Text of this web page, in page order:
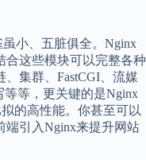
小、五脏俱全。Nginx
合这些模块可以完整各种
集群、FastCGI、流媒
等等，更关键的是Nginx
的高性能。你甚至可以
端引入Nginx来提升网站